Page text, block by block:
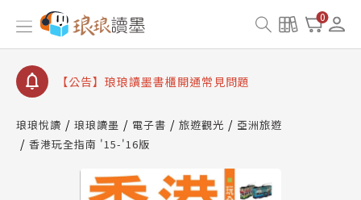
0
【公告】因 Readmoo 讀墨系統維護中，本站同步暫
停部分閱讀服務
【公告】琅琅讀墨數位閱讀資產合併與書櫃開通申請
【公告】琅琅讀墨書櫃開通常見問題
請圖文教學
【公告】琅琅書店服務升級重要說明及資產合併結果
查詢
【公告】因 Readmoo 讀墨系統維護中，本站同步暫
停部分閱讀服務
琅琅悅讀 琅琅讀墨 電子書 旅遊觀光
亞洲旅遊
香港玩全指南 '15-'16版